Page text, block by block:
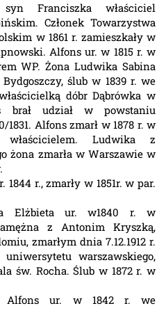
syn Franciszka właściciel
Członek Towarzystwa
w 1861 r. zamieszkały w
Alfons ur. w 1815 r. w
WP. Żona Ludwika Sabina
ślub w 1839 r. we
dóbr Dąbrówka w
brał udział w powstaniu
Alfons zmarł w 1878 r. w
Ludwika z
żona zmarła w Warszawie w
1844 r., zmarły w 1851r. w par.
Elżbieta ur. w1840 r. w
z Antonim Kryszką,
zmarłym dnia 7.12.1912 r.
warszawskiego,
św. Rocha. Ślub w 1872 r. w
Alfons ur. w 1842 r. we